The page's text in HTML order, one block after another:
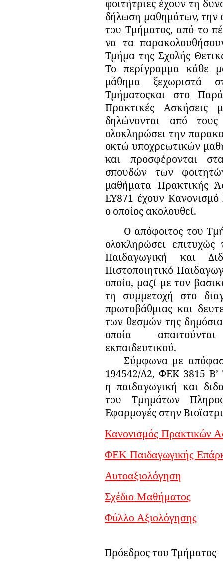
φοιτήτριες έχουν τη
δήλωση μαθημάτων, την
του Τμήματος, από το
να τα
Τμήμα της Σχολής
Tο περίγραμμα κάθε
μάθημα ξεχωριστά
Τμήματοςκαι στο
Πρακτικές Ασκήσεις
δηλώνονται από
ολοκληρώσει την
οκτώ υποχρεωτικών
και προσφέρονται
σπουδών των
μαθήματα Πρακτικής
ΕΥ871 έχουν
ο οποίος ακολουθεί.
Ο απόφοιτος του
ολοκληρώσει
Παιδαγωγική και
Πιστοποιητικό
οποίο, μαζί με τον
τη συμμετοχή στο
πρωτοβάθμιας και
των θεσμών της
οποία
εκπαιδευτικού.
Σύμφωνα με
194542/Δ2,ΦΕΚ 3815 Β’
η παιδαγωγική και
του Τμημάτων
Εφαρμογές στην
Κανονισμός Πρακτικών
ΦΕΚ Παιδαγωγικής
Αυτοαξιολόγηση
Σχέδιο Μαθήματος
Φύλλο Αξιολόγησης
Πρόεδρος του Τμήματος